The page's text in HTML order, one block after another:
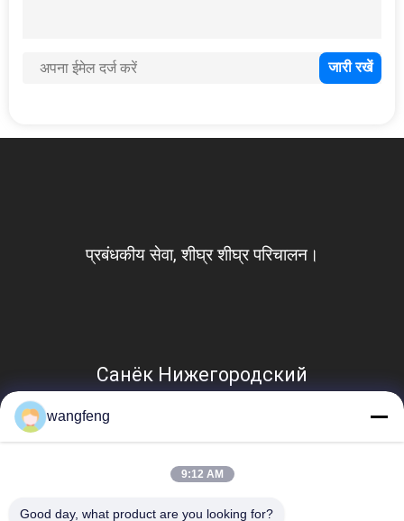
प्रबंधकीय सेवा, शीघ्र शीघ्र परिचालन।
Санёк Нижегородский
wangfeng
9:12 AM
Good day, what product are you looking for?